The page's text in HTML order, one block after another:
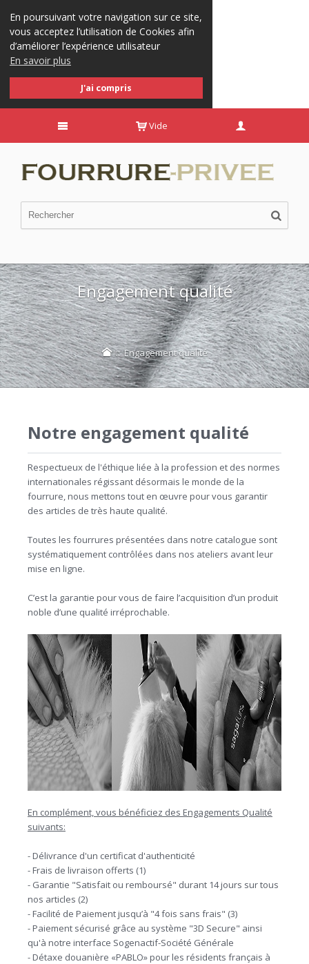
En poursuivant votre navigation sur ce site,
vous acceptez l’utilisation de Cookies afin
d’améliorer l’expérience utilisateur
En savoir plus
J'ai compris
Vide
Engagement qualité
:: Engagement qualité
Notre engagement qualité
Respectueux de l'éthique liée à la profession et des normes
internationales régissant désormais le monde de la
fourrure, nous mettons tout en œuvre pour vous garantir
des articles de très haute qualité.
Toutes les fourrures présentées dans notre catalogue sont
systématiquement contrôlées dans nos ateliers avant leur
mise en ligne.
C’est la garantie pour vous de faire l’acquisition d’un produit
noble d’une qualité irréprochable.
En complément, vous bénéficiez des Engagements Qualité
suivants:
- Délivrance d'un certificat d'authenticité
- Frais de livraison offerts (1)
- Garantie "Satisfait ou remboursé" durant 14 jours sur tous
nos articles (2)
- Facilité de Paiement jusqu’à "4 fois sans frais" (3)
- Paiement sécurisé grâce au système "3D Secure" ainsi
qu'à notre interface Sogenactif-Société Générale
- Détaxe douanière «PABLO» pour les résidents français à